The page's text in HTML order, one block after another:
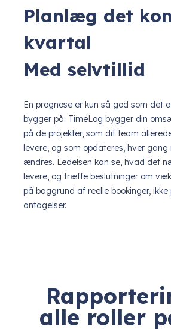
Planlæg det
kvartal
Med selvtillid
En prognose er kun så god som det
bygger på. TimeLog bygger din
på de projekter, som dit team
levere, og som opdateres, hver gang
ændres. Ledelsen kan se, hvad det
levere, og træffe beslutninger om
på baggrund af reelle bookinger,
antagelser.
alle roller